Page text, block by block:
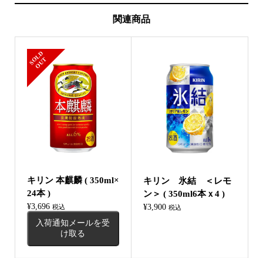
関連商品
S
O
L
D
O
U
T
キリン 本麒麟 ( 350ml×
24本 )
¥3,696 税込
入荷通知メールを受
け取る
キリン 氷結 ＜レモ
ン＞ ( 350ml6本ｘ4 )
¥3,900 税込